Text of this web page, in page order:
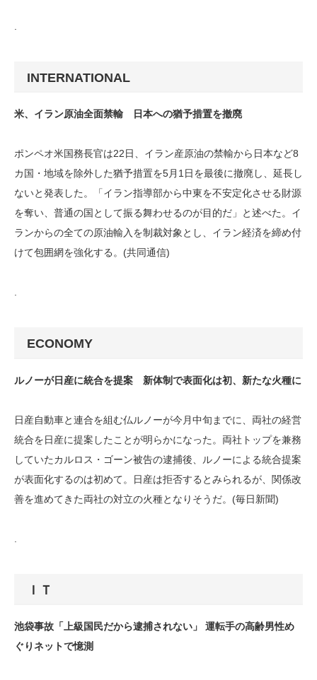
INTERNATIONAL
米、イラン原油全面禁輸 日本への猶予措置を撤廃
ポンペオ米国務長官は22日、イラン産原油の禁輸から日本など8
カ国・地域を除外した猶予措置を5月1日を最後に撤廃し、延長し
ないと発表した。「イラン指導部から中東を不安定化させる財源
を奪い、普通の国として振る舞わせるのが目的だ」と述べた。イ
ランからの全ての原油輸入を制裁対象とし、イラン経済を締め付
けて包囲網を強化する。(共同通信)
ECONOMY
ルノーが日産に統合を提案 新体制で表面化は初、新たな火種に
日産自動車と連合を組む仏ルノーが今月中旬までに、両社の経営
統合を日産に提案したことが明らかになった。両社トップを兼務
していたカルロス・ゴーン被告の逮捕後、ルノーによる統合提案
が表面化するのは初めて。日産は拒否するとみられるが、関係改
善を進めてきた両社の対立の火種となりそうだ。(毎日新聞)
ＩＴ
池袋事故「上級国民だから逮捕されない」 運転手の高齢男性め
ぐりネットで憶測